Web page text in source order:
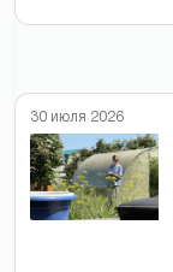
30 июля 2026